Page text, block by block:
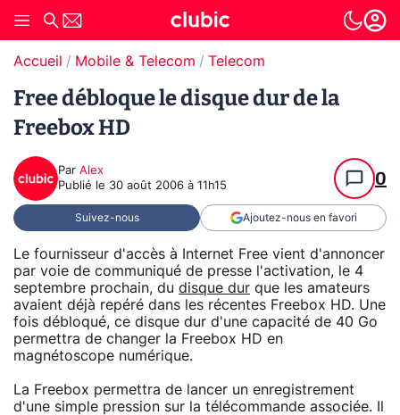
Accueil Mobile & Telecom Telecom
Free débloque le disque dur de la
Freebox HD
Par Alex
Publié le 30 août 2006 à 11h15 0
Suivez-nous Ajoutez-nous en favori
Le fournisseur d'accès à Internet Free vient d'annoncer
par voie de communiqué de presse l'activation, le 4
septembre prochain, du disque dur que les amateurs
avaient déjà repéré dans les récentes Freebox HD. Une
fois débloqué, ce disque dur d'une capacité de 40 Go
permettra de changer la Freebox HD en
magnétoscope numérique.
La Freebox permettra de lancer un enregistrement
d'une simple pression sur la télécommande associée. Il